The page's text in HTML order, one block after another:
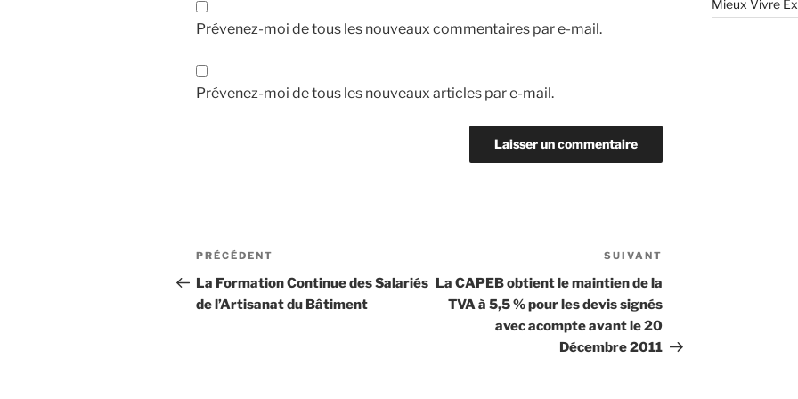
Prévenez-moi de tous les nouveaux commentaires par e-mail.
Prévenez-moi de tous les nouveaux articles par e-mail.
Navigation
de
l’article
Article
précédent
PRÉCÉDENT
La Formation Continue des Salariés
de l’Artisanat du Bâtiment
SUIVANT
La CAPEB obtient le maintien de la
TVA à 5,5 % pour les devis signés
avec acompte avant le 20
Décembre 2011
Mieux Vivre